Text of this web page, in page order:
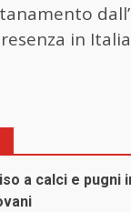
in
a calci e pugni